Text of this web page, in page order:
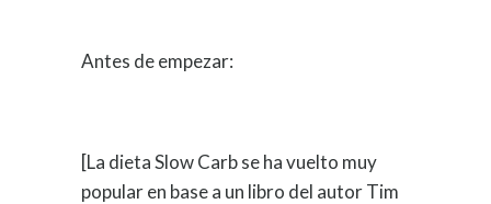
Antes de empezar:
[La dieta Slow Carb se ha vuelto muy
popular en base a un libro del autor Tim